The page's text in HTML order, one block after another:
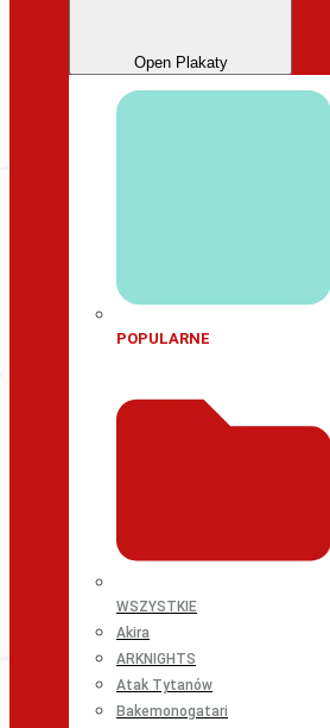
Open Plakaty
POPULARNE
WSZYSTKIE
Akira
ARKNIGHTS
Atak Tytanów
Bakemonogatari